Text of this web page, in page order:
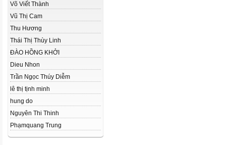
Võ Viết Thành
Vũ Thị Cam
Thu Hương
Thái Thị Thùy Linh
ĐÀO HỒNG KHỞI
Dieu Nhon
Trần Ngọc Thúy Diễm
lê thị tịnh minh
hung do
Nguyên Thi Thinh
Phạmquang Trung